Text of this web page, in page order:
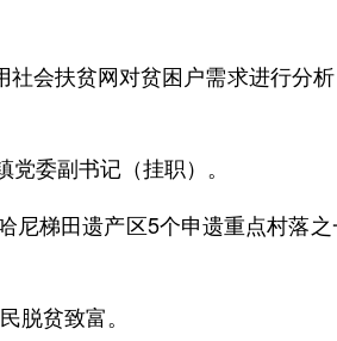
社会扶贫网对贫困户需求进行
委副书记（挂职）。
梯田遗产区5个申遗重点村落
脱贫致富。